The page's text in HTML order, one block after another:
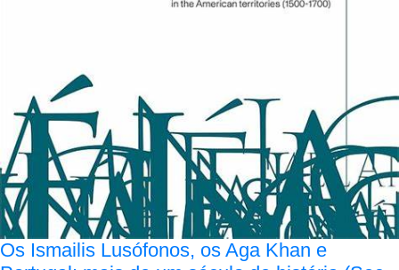
Os Ismailis Lusófonos, os Aga Khan e